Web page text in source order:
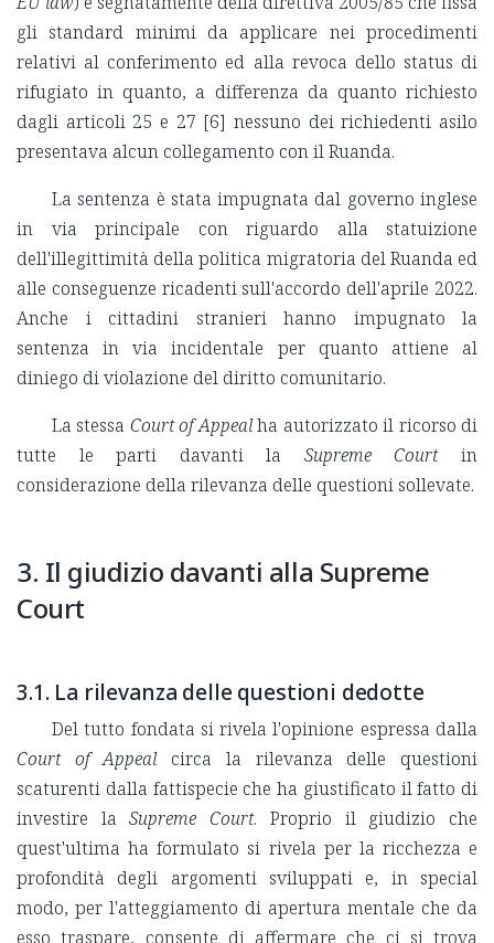
gli standard minimi da applicare nei procedimenti
relativi al conferimento ed alla revoca dello status di
rifugiato in quanto, a differenza da quanto richiesto
dagli articoli 25 e 27 [6] nessuno dei richiedenti asilo
presentava alcun collegamento con il Ruanda.
La sentenza è stata impugnata dal governo inglese
in via principale con riguardo alla statuizione
dell'illegittimità della politica migratoria del Ruanda ed
alle conseguenze ricadenti sull'accordo dell'aprile 2022.
Anche i cittadini stranieri hanno impugnato la
sentenza in via incidentale per quanto attiene al
diniego di violazione del diritto comunitario.
La stessa Court of Appealha autorizzato il ricorso di
tutte le parti davanti la Supreme Courtin
considerazione della rilevanza delle questioni sollevate.
3. Il giudizio davanti alla Supreme
Court
3.1. La rilevanza delle questioni dedotte
Del tutto fondata si rivela l'opinione espressa dalla
Court of Appealcirca la rilevanza delle questioni
scaturenti dalla fattispecie che ha giustificato il fatto di
investire laSupreme Court. Proprio il giudizio che
quest'ultima ha formulato si rivela per la ricchezza e
profondità degli argomenti sviluppati e, in special
modo, per l'atteggiamento di apertura mentale che da
esso traspare, consente di affermare che ci si trova